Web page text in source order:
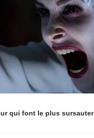
qui font le plus sursauter